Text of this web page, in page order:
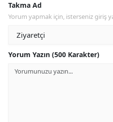
Takma Ad
Yorum yapmak için, isterseniz giriş
Yorum Yazın (500 Karakter)